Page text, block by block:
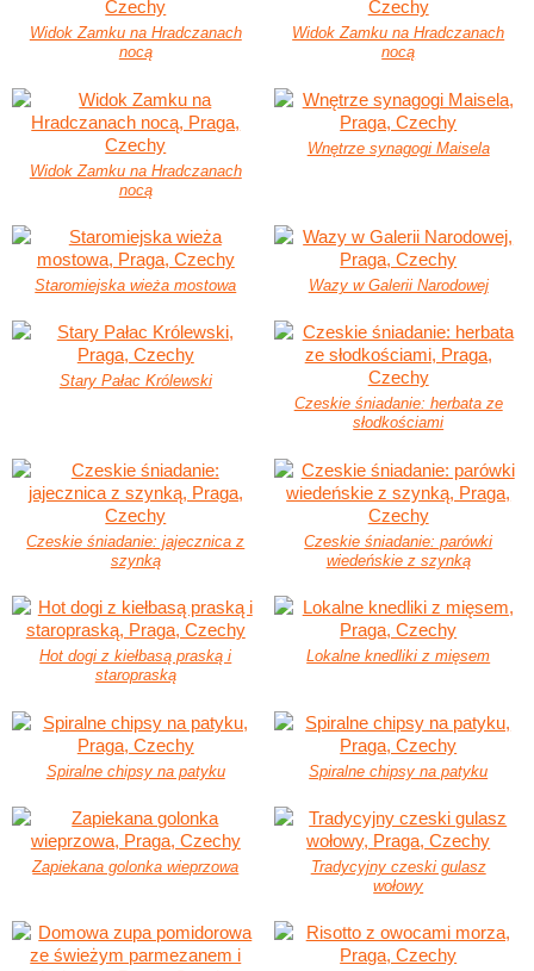
Widok Zamku na Hradczanach
nocą
Widok Zamku na Hradczanach
nocą
Widok Zamku na Hradczanach
nocą
Wnętrze synagogi Maisela
Staromiejska wieża mostowa Wazy w Galerii Narodowej
Stary Pałac Królewski
Czeskie śniadanie: herbata ze
słodkościami
Czeskie śniadanie: jajecznica z
szynką
Czeskie śniadanie: parówki
wiedeńskie z szynką
Hot dogi z kiełbasą praską i
staropraską
Lokalne knedliki z mięsem
Spiralne chipsy na patyku Spiralne chipsy na patyku
Zapiekana golonka wieprzowa
Tradycyjny czeski gulasz
wołowy